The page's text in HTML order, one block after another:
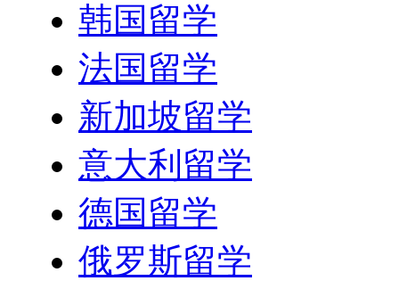
韩国留学
法国留学
新加坡留学
意大利留学
德国留学
俄罗斯留学